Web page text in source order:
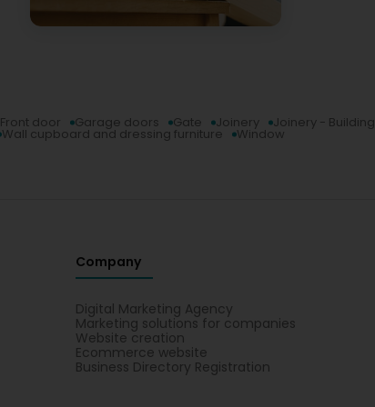
Front door Garage doors Gate Joinery Joinery - Building
Wall cupboard and dressing furniture Window
Company
Digital Marketing Agency
Marketing solutions for companies
Website creation
Ecommerce website
Business Directory Registration